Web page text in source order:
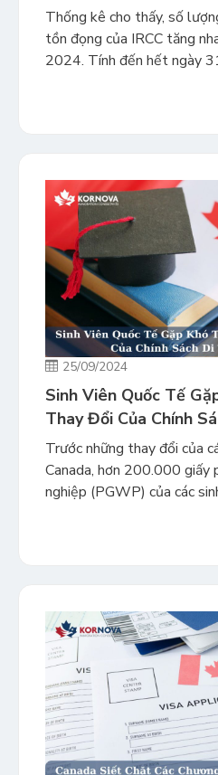
Thống kê cho thấy, số
tồn đọng của IRCC tăng
2024. Tính đến hết ngày
1.078.300 đơn, tăng
25/09/2024
Sinh Viên Quốc Tế
Thay Đổi Của Chính
Trước những thay đổi của
Canada, hơn 200.000
nghiệp (PGWP) của các
khăn hơn khi tìm cách trở